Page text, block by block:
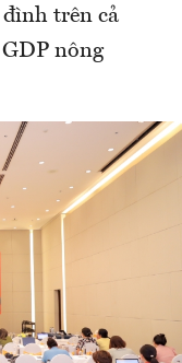
đình trên cả
nông